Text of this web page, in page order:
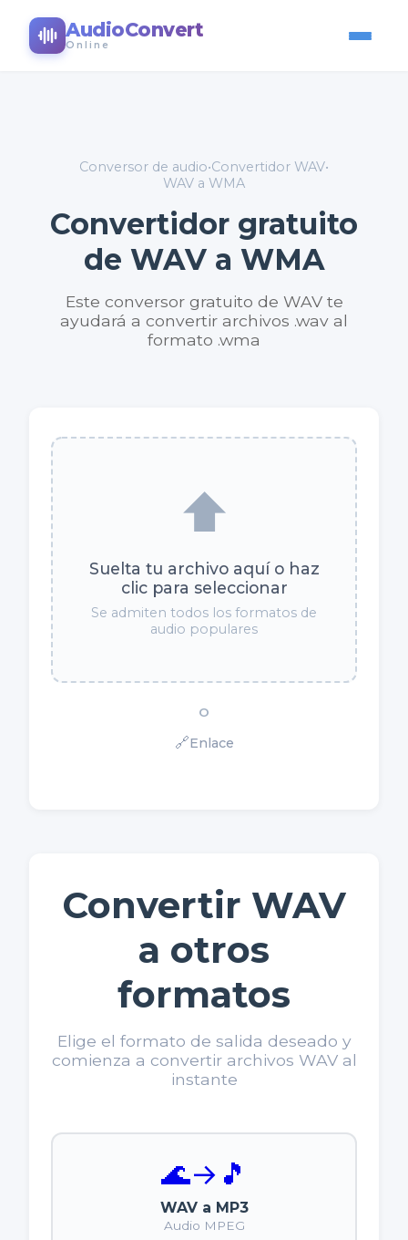
AudioConvert
Online
Conversor de audio•Convertidor WAV•
WAV a WMA
Convertidor gratuito
de WAV a WMA
Este conversor gratuito de WAV te
ayudará a convertir archivos .wav al
formato .wma
⬆️
Suelta tu archivo aquí o haz
clic para seleccionar
Se admiten todos los formatos de
audio populares
O
🔗Enlace
Convertir WAV
a otros
formatos
Elige el formato de salida deseado y
comienza a convertir archivos WAV al
instante
🌊→ 🎵
WAV a MP3
Audio MPEG